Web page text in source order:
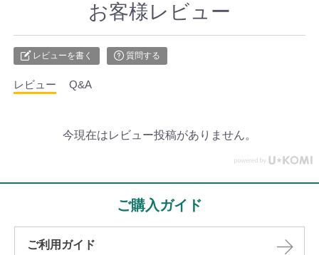
お客様レビュー
レビューを書く 質問する
レビュー Q&A
今現在はレビュー投稿がありません。
ご購入ガイド
ご利用ガイド